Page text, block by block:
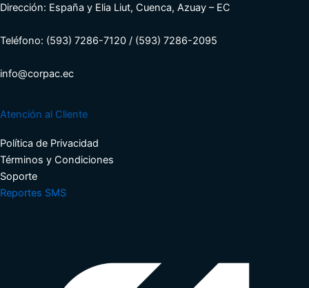
Dirección: España y Elia Liut, Cuenca, Azuay – EC
Teléfono: (593) 7286-7120 / (593) 7286-2095
info@corpac.ec
Atención al Cliente
Política de Privacidad
Términos y Condiciones​
Soporte​
Reportes SMS